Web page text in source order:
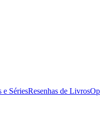
e SériesResenhas de Livros